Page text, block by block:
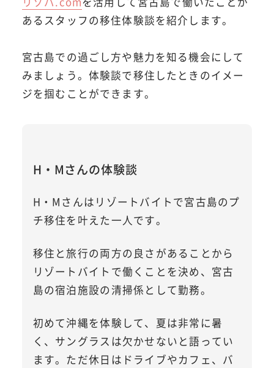
あるスタッフの移住体験談を紹介します。
宮古島での過ごし方や魅力を知る機会にして
みましょう。体験談で移住したときのイメー
ジを掴むことができます。
H・Mさんの体験談
H・Mさんはリゾートバイトで宮古島のプ
チ移住を叶えた一人です。
移住と旅行の両方の良さがあることから
リゾートバイトで働くことを決め、宮古
島の宿泊施設の清掃係として勤務。
初めて沖縄を体験して、夏は非常に暑
く、サングラスは欠かせないと語ってい
ます。ただ休日はドライブやカフェ、バ